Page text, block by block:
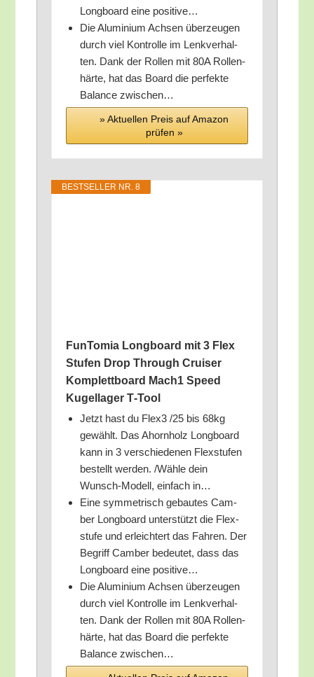
Long­board eine positive…
Die Alu­mi­ni­um Ach­sen über­zeu­gen
durch viel Kon­trol­le im Lenk­ver­hal­
ten. Dank der Rol­len mit 80A Rol­len­
här­te, hat das Board die per­fek­te
Balan­ce zwischen…
» Aktu­el­len Preis auf Ama­zon
prü­fen »
BEST­SEL­LER NR. 8
Fun­To­mia Long­board mit 3 Flex
Stu­fen Drop Through Crui­ser
Kom­plett­board Mach1 Speed
Kugel­la­ger T‑Tool
Jetzt hast du Flex3 /​25 bis 68kg
gewählt. Das Ahorn­holz Long­board
kann in 3 ver­schie­de­nen Flex­stu­fen
bestellt wer­den. /​Wäh­le dein
Wunsch-Modell, ein­fach in…
Eine sym­me­trisch gebau­tes Cam­
ber Long­board unter­stützt die Flex­
stu­fe und erleich­tert das Fah­ren. Der
Begriff Cam­ber bedeu­tet, dass das
Long­board eine positive…
Die Alu­mi­ni­um Ach­sen über­zeu­gen
durch viel Kon­trol­le im Lenk­ver­hal­
ten. Dank der Rol­len mit 80A Rol­len­
här­te, hat das Board die per­fek­te
Balan­ce zwischen…